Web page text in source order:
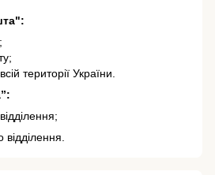
території України.